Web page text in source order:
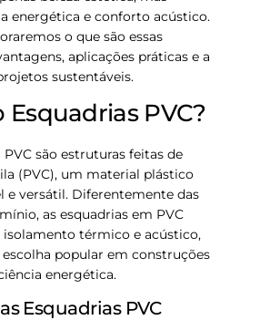
energética e conforto acústico.
o que são essas
aplicações práticas e a
sustentáveis.
Esquadrias PVC?
são estruturas feitas de
(PVC), um material plástico
e versátil. Diferentemente das
as esquadrias em PVC
térmico e acústico,
popular em construções
energética.
Esquadrias PVC